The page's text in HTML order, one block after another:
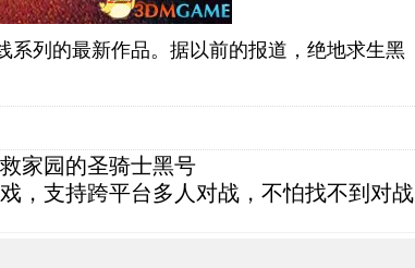
列的最新作品。据以前的报道，绝地求生黑
家园的圣骑士黑号
，支持跨平台多人对战，不怕找不到对战